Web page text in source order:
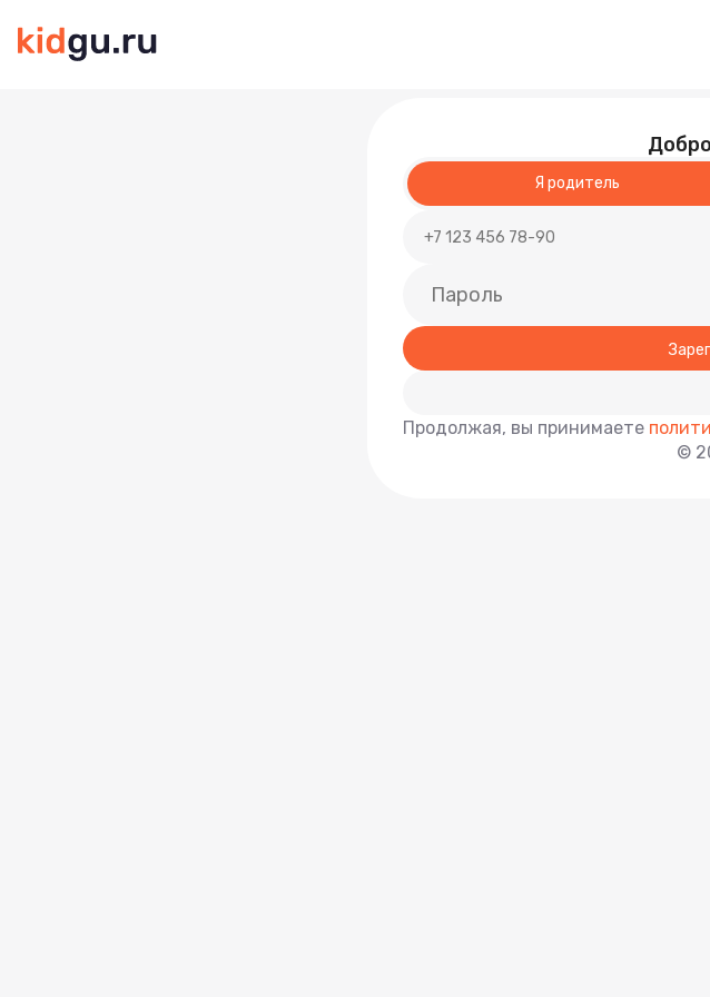
Я родитель
Продолжая, вы принимаете
©